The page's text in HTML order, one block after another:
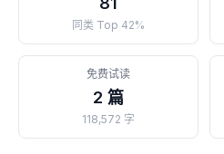
同类 Top 42%
免费试读
2 篇
118,572 字